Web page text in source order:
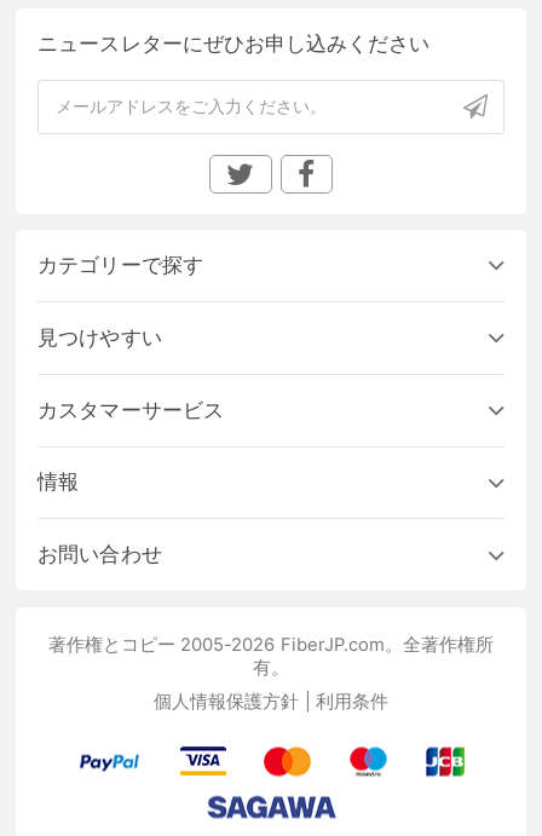
ニュースレターにぜひお申し込みください
カテゴリーで探す
見つけやすい
カスタマーサービス
情報
お問い合わせ
著作権とコピー 2005-2026 FiberJP.com。全著作権所
有。
個人情報保護方針
利用条件